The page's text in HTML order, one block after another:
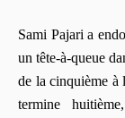
Sami Pajari a
un tête-à-queue
de la cinquième à
termine